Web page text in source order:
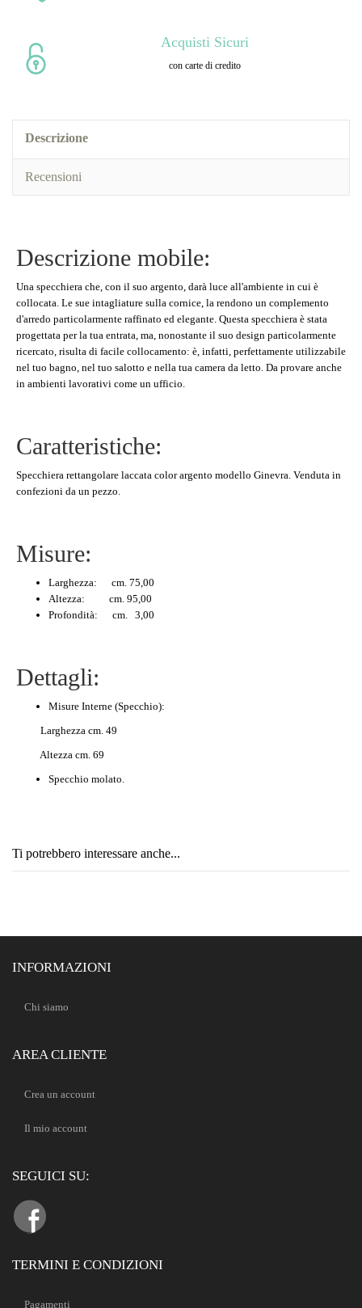
Acquisti Sicuri
con carte di credito
Descrizione
Recensioni
Descrizione mobile:
Una specchiera che, con il suo argento, darà luce all'ambiente in cui è
collocata. Le sue intagliature sulla cornice, la rendono un complemento
d'arredo particolarmente raffinato ed elegante. Questa specchiera è stata
progettata per la tua entrata, ma, nonostante il suo design particolarmente
ricercato, risulta di facile collocamento: è, infatti, perfettamente utilizzabile
nel tuo bagno, nel tuo salotto e nella tua camera da letto. Da provare anche
in ambienti lavorativi come un ufficio.
Caratteristiche:
Specchiera rettangolare laccata color argento modello Ginevra. Venduta in
confezioni da un pezzo.
Misure:
Larghezza: cm. 75,00
Altezza: cm. 95,00
Profondità: cm. 3,00
Dettagli:
Misure Interne (Specchio):
Larghezza cm. 49
Altezza cm. 69
Specchio molato.
Ti potrebbero interessare anche...
INFORMAZIONI
Chi siamo
AREA CLIENTE
Crea un account
Il mio account
SEGUICI SU:
TERMINI E CONDIZIONI
Pagamenti